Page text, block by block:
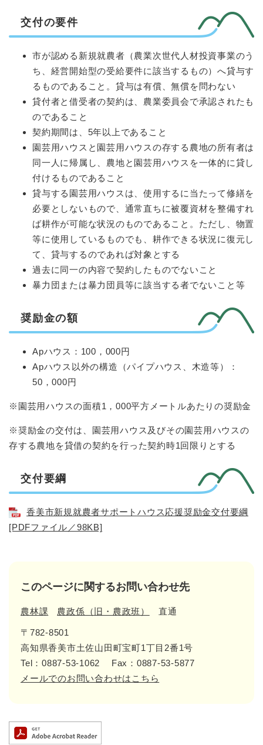
交付の要件
市が認める新規就農者（農業次世代人材投資事業のう
ち、経営開始型の受給要件に該当するもの）へ貸与す
るものであること。貸与は有償、無償を問わない
貸付者と借受者の契約は、農業委員会で承認されたも
のであること
契約期間は、5年以上であること
園芸用ハウスと園芸用ハウスの存する農地の所有者は
同一人に帰属し、農地と園芸用ハウスを一体的に貸し
付けるものであること
貸与する園芸用ハウスは、使用するに当たって修繕を
必要としないもので、通常直ちに被覆資材を整備すれ
ば耕作が可能な状況のものであること。ただし、物置
等に使用しているものでも、耕作できる状況に復元し
て、貸与するのであれば対象とする
過去に同一の内容で契約したものでないこと
暴力団または暴力団員等に該当する者でないこと等
奨励金の額
Apハウス：100，000円
Apハウス以外の構造（パイプハウス、木造等）：
50，000円
※園芸用ハウスの面積1，000平方メートルあたりの奨励金
※奨励金の交付は、園芸用ハウス及びその園芸用ハウスの
存する農地を貸借の契約を行った契約時1回限りとする
交付要綱
香美市新規就農者サポートハウス応援奨励金交付要綱
[PDFファイル／98KB]
このページに関するお問い合わせ先
農林課 農政係（旧・農政班） 直通
〒782-8501
高知県香美市土佐山田町宝町1丁目2番1号
Tel：0887-53-1062
Fax：0887-53-5877
メールでのお問い合わせはこちら